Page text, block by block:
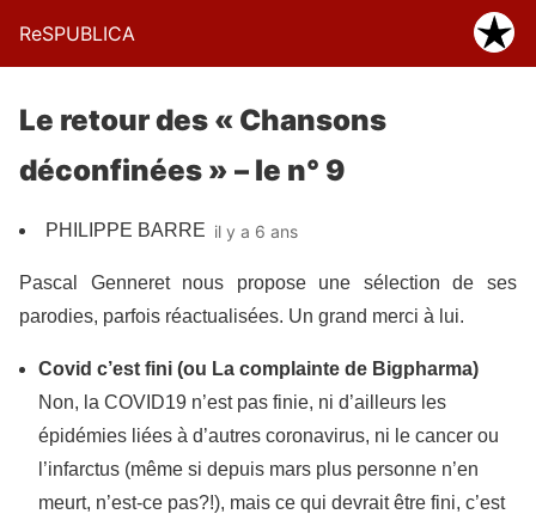
ReSPUBLICA
Le retour des « Chansons
déconfinées » – le n° 9
PHILIPPE BARRE il y a 6 ans
Pascal Genneret nous propose une sélection de ses
parodies, parfois réactualisées. Un grand merci à lui.
Covid c’est fini (ou La complainte de Bigpharma)
Non, la COVID19 n’est pas finie, ni d’ailleurs les
épidémies liées à d’autres coronavirus, ni le cancer ou
l’infarctus (même si depuis mars plus personne n’en
meurt, n’est-ce pas?!), mais ce qui devrait être fini, c’est